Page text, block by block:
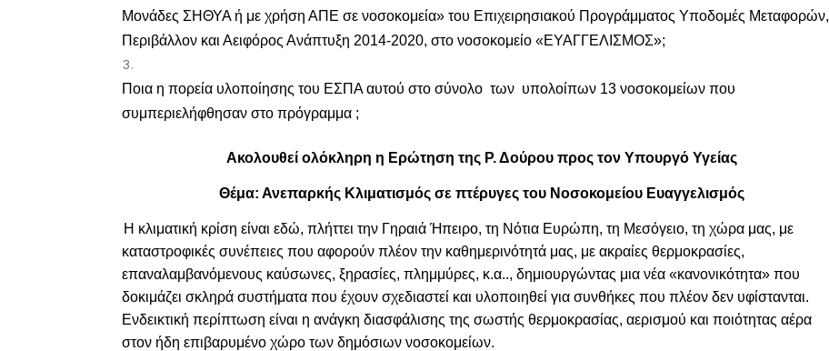
Μονάδες ΣΗΘΥΑ ή με χρήση ΑΠΕ σε νοσοκομεία» του Επιχειρησιακού Προγράμματος Υποδομές Μεταφορών,
Περιβάλλον και Αειφόρος Ανάπτυξη 2014-2020, στο νοσοκομείο «ΕΥΑΓΓΕΛΙΣΜΟΣ»;
Ποια η πορεία υλοποίησης του ΕΣΠΑ αυτού στο σύνολο των υπολοίπων 13 νοσοκομείων που
συμπεριελήφθησαν στο πρόγραμμα ;
Ακολουθεί ολόκληρη η Ερώτηση της Ρ. Δούρου προς τον Υπουργό Υγείας
Θέμα: Ανεπαρκής Κλιματισμός σε πτέρυγες του Νοσοκομείου Ευαγγελισμός
Η κλιματική κρίση είναι εδώ, πλήττει την Γηραιά Ήπειρο, τη Νότια Ευρώπη, τη Μεσόγειο, τη χώρα μας, με
καταστροφικές συνέπειες που αφορούν πλέον την καθημερινότητά μας, με ακραίες θερμοκρασίες,
επαναλαμβανόμενους καύσωνες, ξηρασίες, πλημμύρες, κ.α.., δημιουργώντας μια νέα «κανονικότητα» που
δοκιμάζει σκληρά συστήματα που έχουν σχεδιαστεί και υλοποιηθεί για συνθήκες που πλέον δεν υφίστανται.
Ενδεικτική περίπτωση είναι η ανάγκη διασφάλισης της σωστής θερμοκρασίας, αερισμού και ποιότητας αέρα
στον ήδη επιβαρυμένο χώρο των δημόσιων νοσοκομείων.